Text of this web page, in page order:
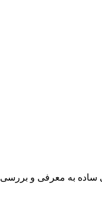
ساده به معرفی و بررسی